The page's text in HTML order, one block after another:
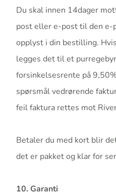
Du skal innen 14dager
post eller e-post til den e-
opplyst i din bestilling.
legges det til et
forsinkelsesrente på
spørsmål vedrørende
feil faktura rettes mot
Betaler du med kort blir
det er pakket og klar for
10. Garanti